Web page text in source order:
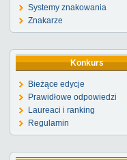
Systemy znakowania
Znakarze
Konkurs
Bieżące edycje
Prawidłowe odpowiedzi
Laureaci i ranking
Regulamin